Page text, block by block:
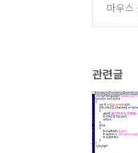
마우스
관련글